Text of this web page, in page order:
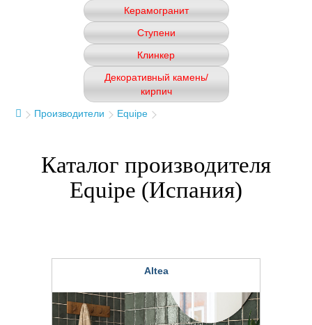
Керамогранит
Ступени
Клинкер
Декоративный камень/
кирпич
Производители
Equipe
Каталог производителя
Equipe (Испания)
Altea